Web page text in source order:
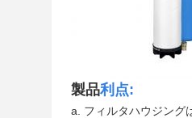
製品利点:
a. フィルタハウジング